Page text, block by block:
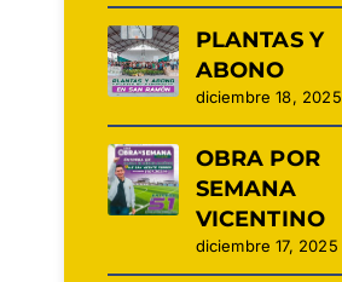
PLANTAS Y
ABONO
diciembre 18, 2025
OBRA POR
SEMANA
VICENTINO
diciembre 17, 2025